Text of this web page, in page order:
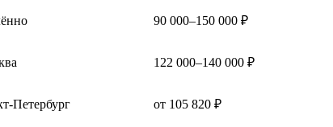
90 000–150 000 ₽
122 000–140 000 ₽
Петербург от 105 820 ₽